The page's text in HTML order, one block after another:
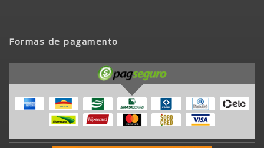
Formas de pagamento